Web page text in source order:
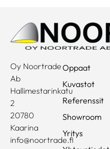
Oy Noortrade
Ab
Hallimestarinkatu
2
20780
Kaarina
info@noortrade.fi
Oppaat
Kuvastot
Referenssit
Showroom
Yritys